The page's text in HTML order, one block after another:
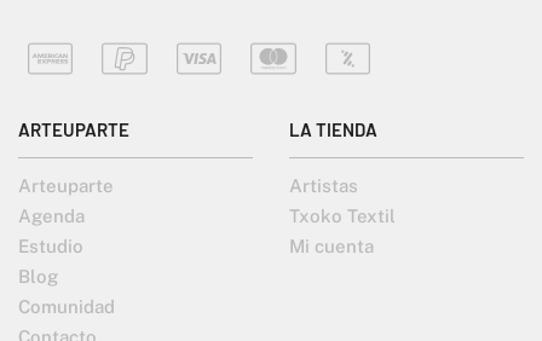
ARTEUPARTE
Arteuparte
Agenda
Estudio
Blog
Comunidad
Contacto
LA TIENDA
Artistas
Txoko Textil
Mi cuenta